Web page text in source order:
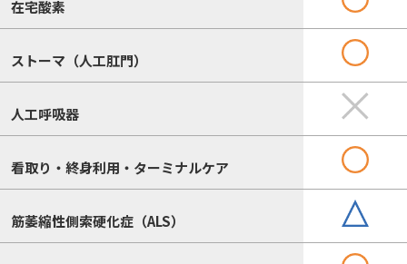
在宅酸素
ストーマ（人工肛門）
人工呼吸器
看取り・終身利用・ターミナルケア
筋萎縮性側索硬化症（ALS）